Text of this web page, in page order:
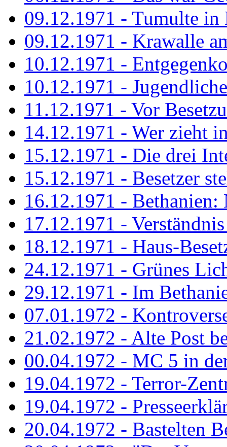
09.12.1971 - Tumulte in
09.12.1971 - Krawalle
10.12.1971 -
10.12.1971 -
11.12.1971 - Vor
14.12.1971 - Wer zieht
15.12.1971 - Die drei
15.12.1971 - Besetzer
16.12.1971 - Bethanien:
17.12.1971 -
18.12.1971 - Haus-
24.12.1971 - Grünes
29.12.1971 - Im
07.01.1972 -
21.02.1972 - Alte Post
00.04.1972 - MC 5 in
19.04.1972 - Terror-
19.04.1972 -
20.04.1972 - Bastelten